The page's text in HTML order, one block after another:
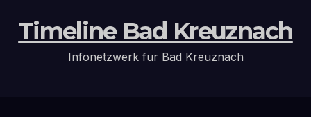
Timeline Bad Kreuznach
Infonetzwerk für Bad Kreuznach